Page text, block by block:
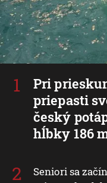
Pri
priepasti
český
hĺbky 186
Seniori sa